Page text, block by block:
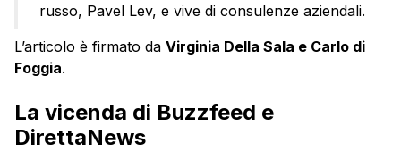
russo, Pavel Lev, e vive di consulenze aziendali.
L’articolo è firmato da Virginia Della Sala e Carlo di
Foggia.
La vicenda di Buzzfeed e
DirettaNews